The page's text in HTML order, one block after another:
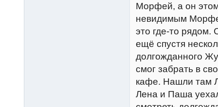
Морфей, а он
невидимым
это где-то рядом.
ещё спустя
долгожданного
смог забрать в
кафе. Нашли там
Лена и Паша